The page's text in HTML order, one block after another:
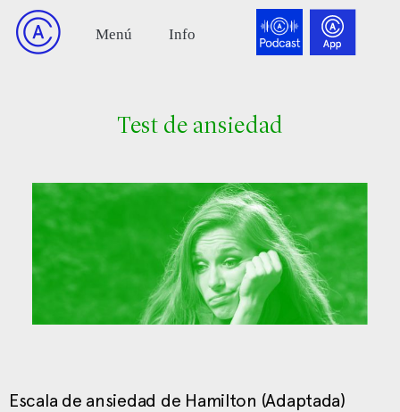
Test de ansiedad
Escala de ansiedad de Hamilton (Adaptada)